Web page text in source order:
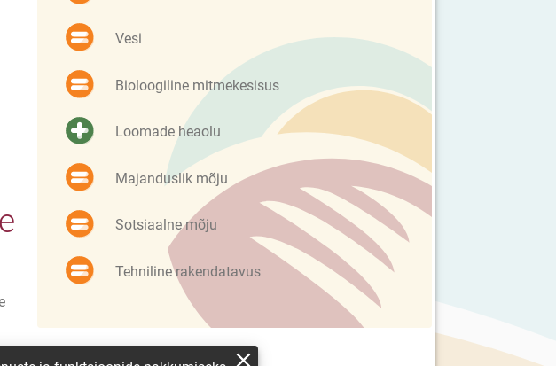
Vesi
Bioloogiline mitmekesisus
Loomade heaolu
Majanduslik mõju
Sotsiaalne mõju
Tehniline rakendatavus